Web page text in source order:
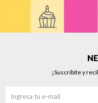
¡Suscribite y